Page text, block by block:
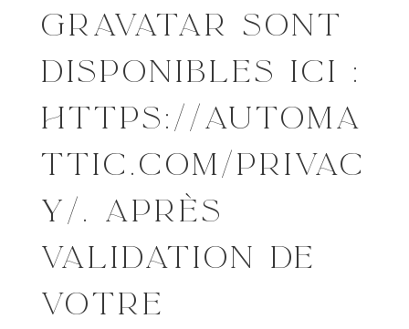
GRAVATAR SONT
DISPONIBLES ICI :
HTTPS://AUTOMA
TTIC.COM/PRIVAC
Y/. APRÈS
VALIDATION DE
VOTRE